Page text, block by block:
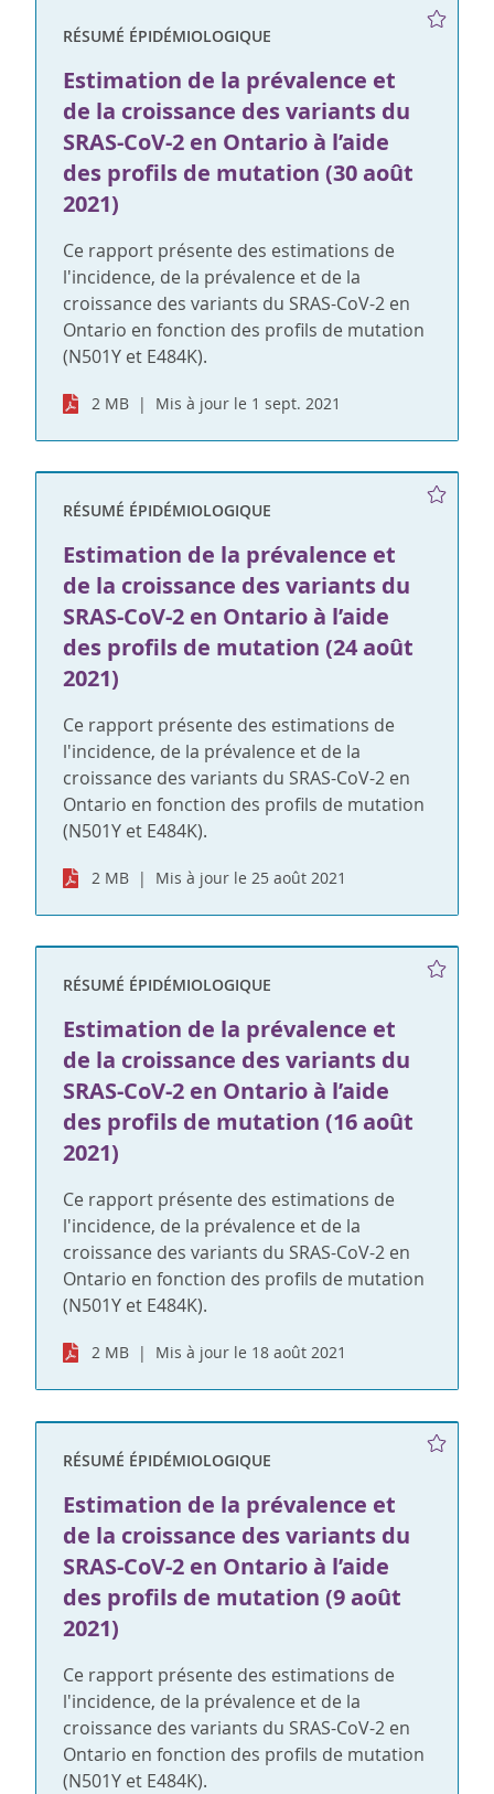
RÉSUMÉ ÉPIDÉMIOLOGIQUE
Estimation de la prévalence et
de la croissance des variants du
SRAS-CoV-2 en Ontario à l’aide
des profils de mutation (30 août
2021)
Ce rapport présente des estimations de
l'incidence, de la prévalence et de la
croissance des variants du SRAS-CoV-2 en
Ontario en fonction des profils de mutation
(N501Y et E484K).
2 MB Mis à jour le 1 sept. 2021
RÉSUMÉ ÉPIDÉMIOLOGIQUE
Estimation de la prévalence et
de la croissance des variants du
SRAS-CoV-2 en Ontario à l’aide
des profils de mutation (24 août
2021)
Ce rapport présente des estimations de
l'incidence, de la prévalence et de la
croissance des variants du SRAS-CoV-2 en
Ontario en fonction des profils de mutation
(N501Y et E484K).
2 MB Mis à jour le 25 août 2021
RÉSUMÉ ÉPIDÉMIOLOGIQUE
Estimation de la prévalence et
de la croissance des variants du
SRAS-CoV-2 en Ontario à l’aide
des profils de mutation (16 août
2021)
Ce rapport présente des estimations de
l'incidence, de la prévalence et de la
croissance des variants du SRAS-CoV-2 en
Ontario en fonction des profils de mutation
(N501Y et E484K).
2 MB Mis à jour le 18 août 2021
RÉSUMÉ ÉPIDÉMIOLOGIQUE
Estimation de la prévalence et
de la croissance des variants du
SRAS-CoV-2 en Ontario à l’aide
des profils de mutation (9 août
2021)
Ce rapport présente des estimations de
l'incidence, de la prévalence et de la
croissance des variants du SRAS-CoV-2 en
Ontario en fonction des profils de mutation
(N501Y et E484K).